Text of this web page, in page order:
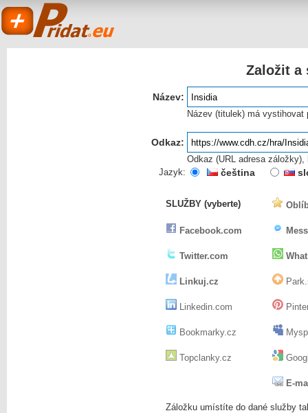
Založit a
Název:
Název (titulek) má vystihovat
Odkaz:
Odkaz (URL adresa záložky),
Jazyk:
čeština
SLUŽBY (vyberte)
Facebook.com
Twitter.com
Linkuj.cz
Linkedin.com
Bookmarky.cz
Topclanky.cz
E-
Záložku umístíte do dané služby